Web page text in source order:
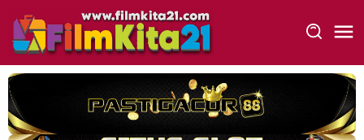
konten